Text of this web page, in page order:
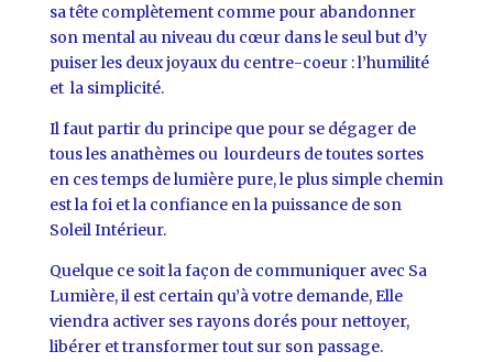
sa tête complètement comme pour abandonner
son mental au niveau du cœur dans le seul but d’y
puiser les deux joyaux du centre-coeur : l’humilité
et la simplicité.
Il faut partir du principe que pour se dégager de
tous les anathèmes ou lourdeurs de toutes sortes
en ces temps de lumière pure, le plus simple chemin
est la foi et la confiance en la puissance de son
Soleil Intérieur.
Quelque ce soit la façon de communiquer avec Sa
Lumière, il est certain qu’à votre demande, Elle
viendra activer ses rayons dorés pour nettoyer,
libérer et transformer tout sur son passage.